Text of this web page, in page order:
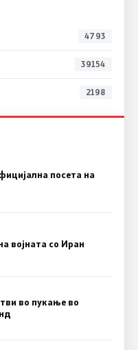
4793
39154
2198
посета на
војната со Иран
во пукање во